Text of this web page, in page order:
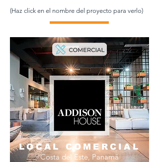
(Haz click en el nombre del proyecto para verlo)
Costa del Este, Panamá
LOCAL COMERCIAL